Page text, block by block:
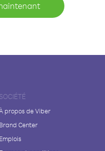
SOCIÉTÉ
propos de Viber
Brand Center
Emplois